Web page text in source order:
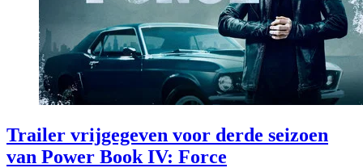
Trailer vrijgegeven voor derde seizoen
van Power Book IV: Force